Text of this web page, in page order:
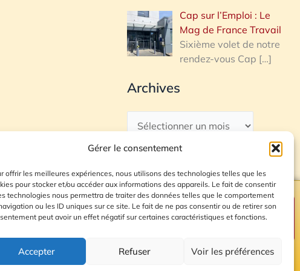
Gérer le consentement
offrir les meilleures expériences, nous utilisons des technologies telles que les
pour stocker et/ou accéder aux informations des appareils. Le fait de consentir
technologies nous permettra de traiter des données telles que le comportement
ou les ID uniques sur ce site. Le fait de ne pas consentir ou de retirer son
peut avoir un effet négatif sur certaines caractéristiques et fonctions.
Accepter Refuser Voir les préférences
Cap sur l’Emploi : Le
Mag de France Travail
Sixième volet de notre
rendez-vous Cap […]
Archives
Plan du site